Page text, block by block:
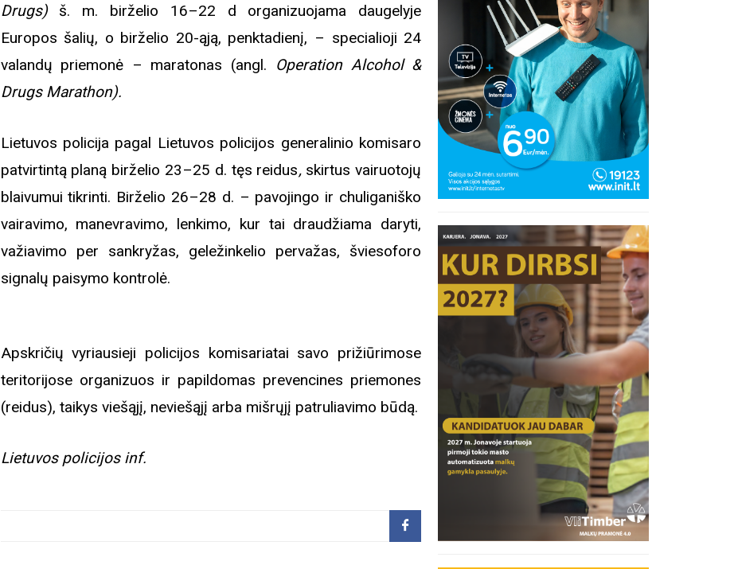
Biblioteka kviečia į renginius
Drugs)
š. m. birželio 16–22 d
organizuojama daugelyje
Europos šalių, o birželio 20-ąją, penktadienį, – specialioji 24
valandų priemonė – maratonas (angl.
Operation Alcohol &
Drugs Marathon).
Lietuvos policija pagal Lietuvos policijos generalinio komisaro
patvirtintą planą birželio 23–25 d. tęs reidus, skirtus vairuotojų
blaivumui tikrinti. Birželio 26–28 d. – pavojingo ir chuliganiško
vairavimo, manevravimo, lenkimo, kur tai draudžiama daryti,
važiavimo per sankryžas, geležinkelio pervažas, šviesoforo
signalų paisymo kontrolė.
Apskričių vyriausieji policijos komisariatai savo prižiūrimose
teritorijose organizuos ir papildomas prevencines priemones
(reidus), taikys viešąjį, neviešąjį arba mišrųjį patruliavimo būdą.
Lietuvos policijos inf.